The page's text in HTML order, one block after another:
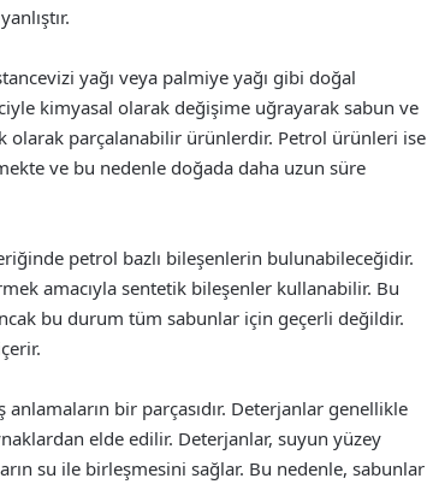
yağı veya palmiye yağı gibi doğal
kimyasal olarak değişime uğrayarak sabun ve
olarak parçalanabilir ürünlerdir. Petrol ürünleri ise
ve bu nedenle doğada daha uzun süre
petrol bazlı bileşenlerin bulunabileceğidir.
amacıyla sentetik bileşenler kullanabilir. Bu
bu durum tüm sabunlar için geçerli değildir.
bir parçasıdır. Deterjanlar genellikle
elde edilir. Deterjanlar, suyun yüzey
su ile birleşmesini sağlar. Bu nedenle, sabunlar